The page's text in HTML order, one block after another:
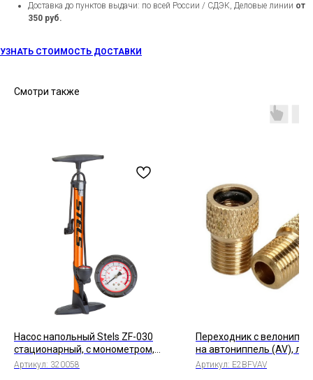
Доставка до пунктов выдачи: по всей России / СДЭК, Деловые линии от
350 руб.
УЗНАТЬ СТОИМОСТЬ ДОСТАВКИ
Смотри также
Насос напольный Stels ZF-030
стационарный, с монометром,
алюм, арт.320058
Артикул: 320058
Переходник c
на автониппель (AV),
Артикул: E2BFVAV